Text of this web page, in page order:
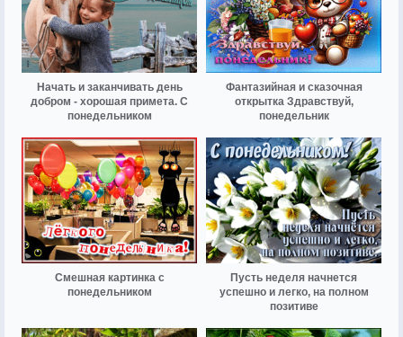
Начать и заканчивать день
добром - хорошая примета. С
понедельником
Фантазийная и сказочная
открытка Здравствуй,
понедельник
Смешная картинка с
понедельником
Пусть неделя начнется
успешно и легко, на полном
позитиве